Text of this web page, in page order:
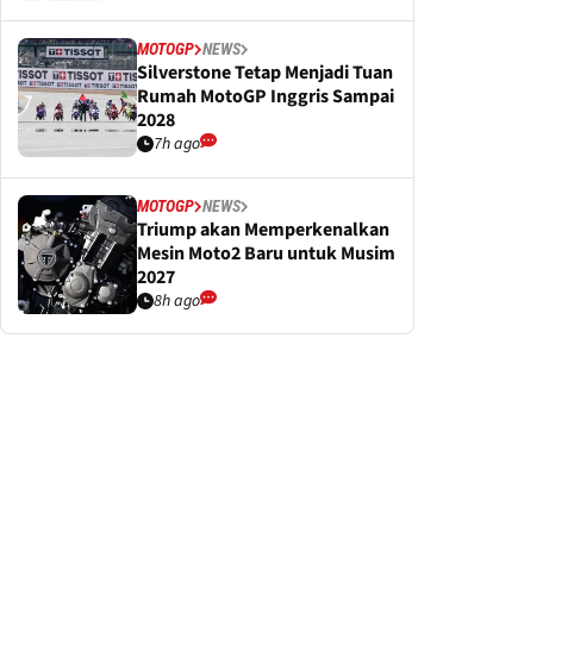
MOTOGP NEWS
Silverstone Tetap Menjadi Tuan
Rumah MotoGP Inggris Sampai
2028
7h ago
MOTOGP NEWS
Triump akan Memperkenalkan
Mesin Moto2 Baru untuk Musim
2027
8h ago